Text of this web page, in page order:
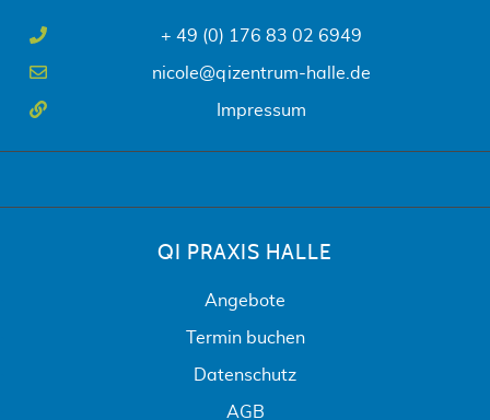
+ 49 (0) 176 83 02 6949
nicole@qizentrum-halle.de
Impressum
QI PRAXIS HALLE
Angebote
Termin buchen
Datenschutz
AGB